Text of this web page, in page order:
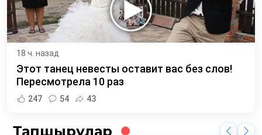
18 ч. назад
Этот танец невесты оставит вас без слов!
Пересмотрела 10 раз
247 54 43
Тапшырулар